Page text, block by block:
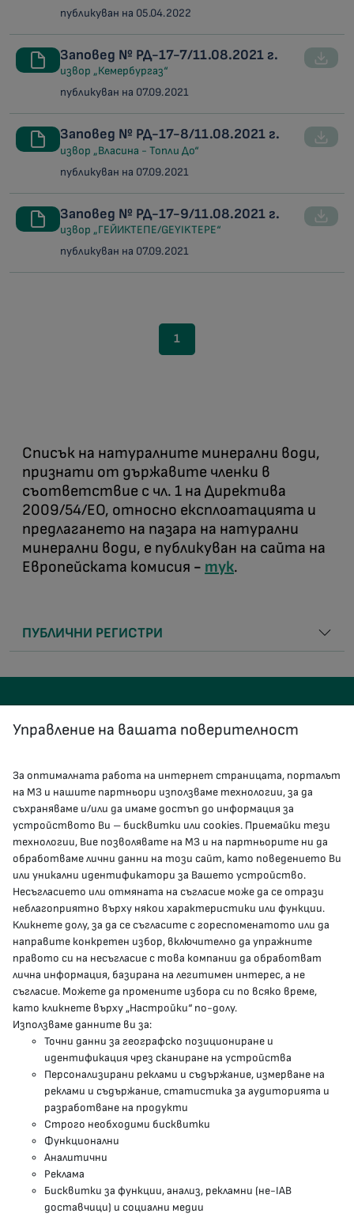
публикуван на 05.04.2022
Заповед № РД-17-7/11.08.2021 г.
извор „Кемербургаз“
публикуван на 07.09.2021
Заповед № РД-17-8/11.08.2021 г.
извор „Власина - Топли До“
публикуван на 07.09.2021
Заповед № РД-17-9/11.08.2021 г.
извор „ГЕЙИКТЕПЕ/GEYIKTEPE“
публикуван на 07.09.2021
1
Списък на натуралните минерални води,
признати от държавите членки в
съответствие с чл. 1 на Директива
2009/54/ЕО, относно експлоатацията и
предлагането на пазара на натурални
минерални води, е публикуван на сайта на
Европейската комисия - тук.
ПУБЛИЧНИ РЕГИСТРИ
КОНТАКТИ
гр.София, 1000, пл. „Света Неделя“ №5
delovodstvo@mh.government.bg
presscenter@mh.government.bg
МЗ В СОЦИАЛНИТЕ МРЕЖИ
Facebook страница
Instragram профил
YouTube канал
Threads профил
Карта на сайта
Бисквитки
Условия за използване
Управление на вашата поверителност
За оптималната работа на интернет страницата, порталът
на МЗ и нашите партньори използваме технологии, за да
съхраняваме и/или да имаме достъп до информация за
устройството Ви – бисквитки или cookies. Приемайки тези
технологии, Вие позволявате на МЗ и на партньорите ни да
обработваме лични данни на този сайт, като поведението Ви
или уникални идентификатори за Вашето устройство.
Несъгласието или отмяната на съгласие може да се отрази
неблагоприятно върху някои характеристики или функции.
Кликнете долу, за да се съгласите с гореспоменатото или да
направите конкретен избор, включително да упражните
правото си на несъгласие с това компании да обработват
лична информация, базирана на легитимен интерес, а не
съгласие. Можете да промените избора си по всяко време,
като кликнете върху „Настройки“ по-долу.
Използваме данните ви за:
Точни данни за географско позициониране и
идентификация чрез сканиране на устройства
Персонализирани реклами и съдържание, измерване на
реклами и съдържание, статистика за аудиторията и
разработване на продукти
Строго необходими бисквитки
Функционални
Аналитични
Реклама
Бисквитки за функции, анализ, рекламни (не-IAB
доставчици) и социални медии